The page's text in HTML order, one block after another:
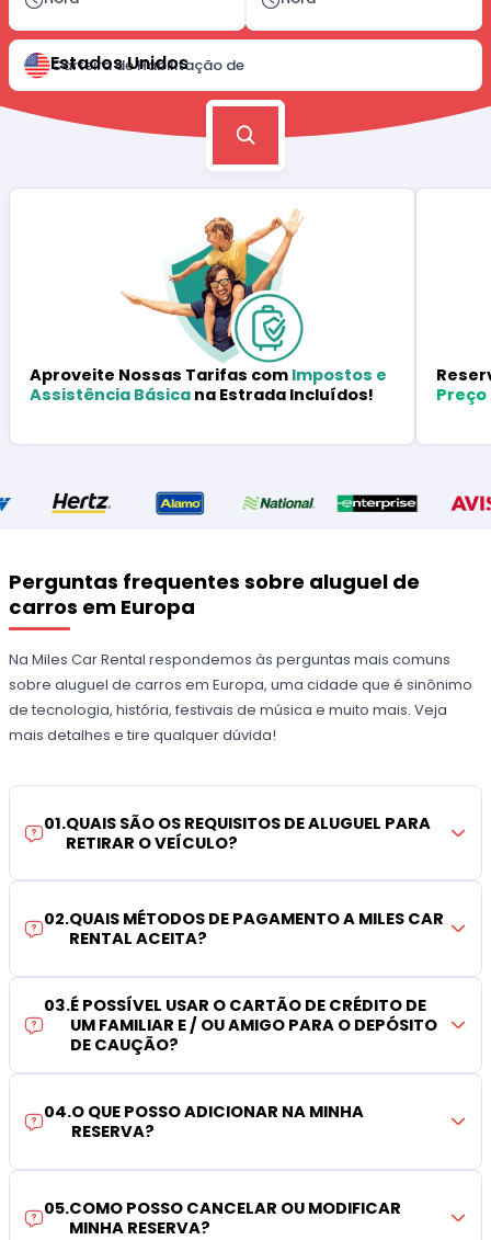
Carteira de Habilitação de
Estados Unidos
Aproveite Nossas Tarifas com Impostos e
Assistência Básica na Estrada Incluídos!
Preço
Perguntas frequentes sobre aluguel de
carros em Europa
Na Miles Car Rental respondemos às perguntas mais comuns
sobre aluguel de carros em Europa, uma cidade que é sinônimo
de tecnologia, história, festivais de música e muito mais. Veja
mais detalhes e tire qualquer dúvida!
01.QUAIS SÃO OS REQUISITOS DE ALUGUEL PARA
RETIRAR O VEÍCULO?
02.QUAIS MÉTODOS DE PAGAMENTO A MILES CAR
RENTAL ACEITA?
03.É POSSÍVEL USAR O CARTÃO DE CRÉDITO DE
UM FAMILIAR E / OU AMIGO PARA O DEPÓSITO
DE CAUÇÃO?
04.O QUE POSSO ADICIONAR NA MINHA
RESERVA?
05.COMO POSSO CANCELAR OU MODIFICAR
MINHA RESERVA?